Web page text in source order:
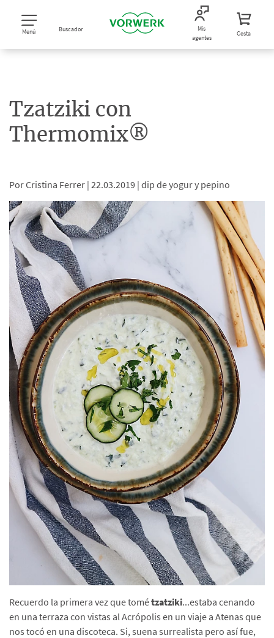
Menú Buscador
Mis
agentes
Cesta
Tzatziki con
Thermomix®
Por Cristina Ferrer | 22.03.2019 | dip de yogur y pepino
Recuerdo la primera vez que tométzatziki...estaba cenando
en una terraza con vistas al Acrópolis en un viaje a Atenas que
nos tocó en una discoteca. Si, suena surrealista pero así fue,